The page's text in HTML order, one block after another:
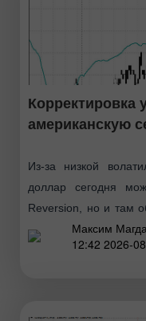
Корректировка
американскую
Из-за низкой
доллар сегодня
Reversion, но и там
дождался. Через
Максим
12:42 2026-